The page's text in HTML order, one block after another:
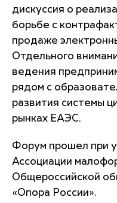
дискуссия о
борьбе с
продаже
Отдельного
ведения
рядом с
развития системы
рынках ЕАЭС.
Форум прошел при
Ассоциации
Общероссийской
«Опора России».